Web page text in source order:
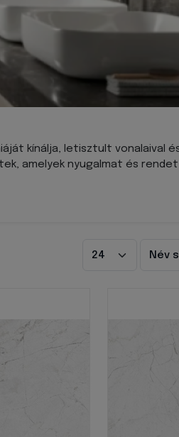
kínálja, letisztult vonalaival
amelyek nyugalmat és